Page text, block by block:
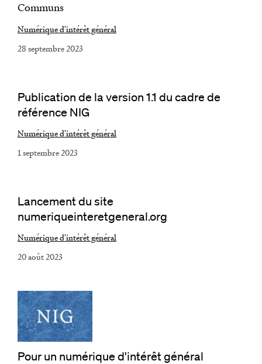
Communs
Numérique d'intérêt général
28 septembre 2023
Publication de la version 1.1 du cadre de
référence NIG
Numérique d'intérêt général
1 septembre 2023
Lancement du site
numeriqueinteretgeneral.org
Numérique d'intérêt général
20 août 2023
Pour un numérique d'intérêt général